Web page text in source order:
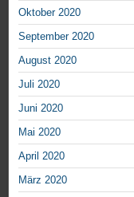
Oktober 2020
September 2020
August 2020
Juli 2020
Juni 2020
Mai 2020
April 2020
März 2020